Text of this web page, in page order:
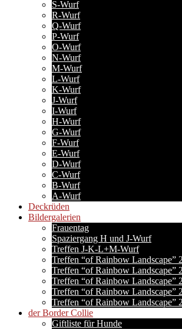
S-Wurf
R-Wurf
Q-Wurf
P-Wurf
O-Wurf
N-Wurf
M-Wurf
L-Wurf
K-Wurf
J-Wurf
I-Wurf
H-Wurf
G-Wurf
F-Wurf
E-Wurf
D-Wurf
C-Wurf
B-Wurf
A-Wurf
Deckrüden
Bildergalerien
Frauentag
Spaziergang H und J-Wurf
Treffen J-K-L+M-Wurf
Treffen “of Rainbow Landscape”
Treffen “of Rainbow Landscape”
Treffen “of Rainbow Landscape”
Treffen “of Rainbow Landscape”
Treffen “of Rainbow Landscape”
der Border Collie
Giftliste für Hunde